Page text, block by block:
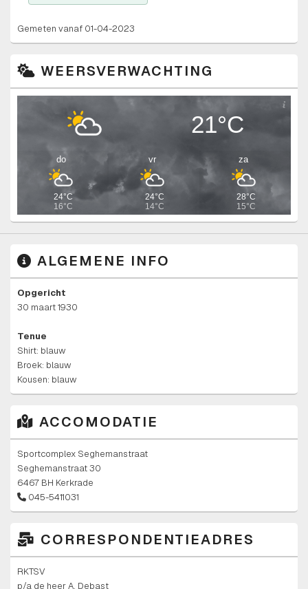
Gemeten vanaf 01-04-2023
WEERSVERWACHTING
21°C
do
24°C
16°C
vr
24°C
14°C
za
28°C
15°C
ALGEMENE INFO
Opgericht
30 maart 1930
Tenue
Shirt: blauw
Broek: blauw
Kousen: blauw
ACCOMODATIE
Sportcomplex Seghemanstraat
Seghemanstraat 30
6467 BH Kerkrade
045-5411031
CORRESPONDENTIEADRES
RKTSV
p/a de heer A. Debast